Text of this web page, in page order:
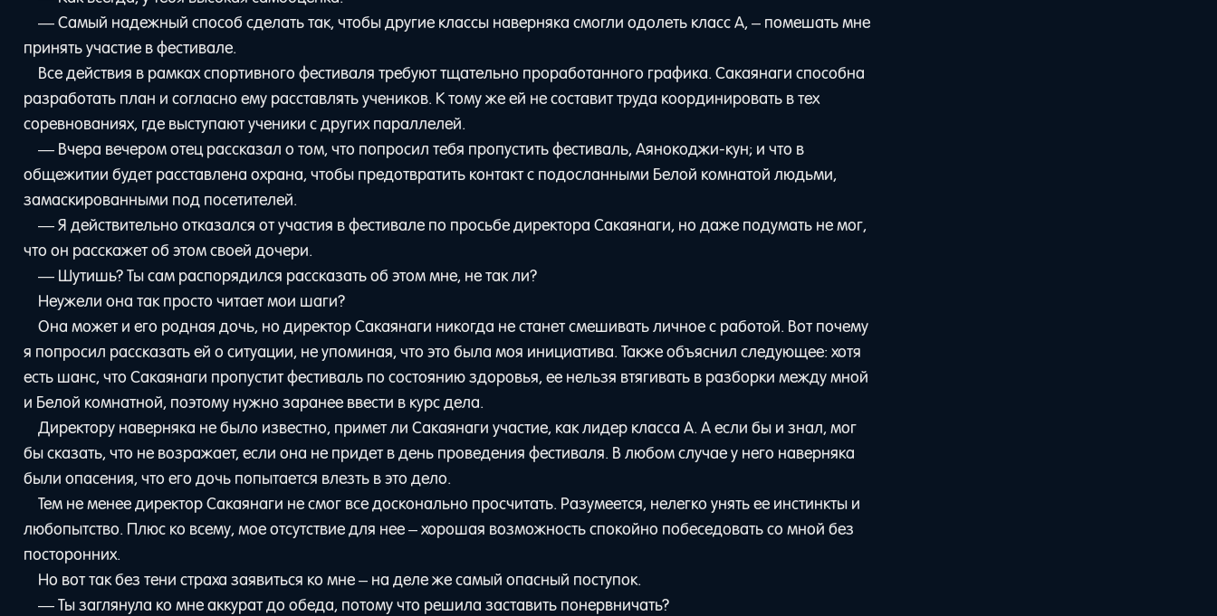
— Самый надежный способ сделать так, чтобы другие классы наверняка смогли одолеть класс A, – помешать мне
принять участие в фестивале.
Все действия в рамках спортивного фестиваля требуют тщательно проработанного графика. Сакаянаги способна
разработать план и согласно ему расставлять учеников. К тому же ей не составит труда координировать в тех
соревнованиях, где выступают ученики с других параллелей.
— Вчера вечером отец рассказал о том, что попросил тебя пропустить фестиваль, Аянокоджи-кун; и что в
общежитии будет расставлена охрана, чтобы предотвратить контакт с подосланными Белой комнатой людьми,
замаскированными под посетителей.
— Я действительно отказался от участия в фестивале по просьбе директора Сакаянаги, но даже подумать не мог,
что он расскажет об этом своей дочери.
— Шутишь? Ты сам распорядился рассказать об этом мне, не так ли?
Неужели она так просто читает мои шаги?
Она может и его родная дочь, но директор Сакаянаги никогда не станет смешивать личное с работой. Вот почему
я попросил рассказать ей о ситуации, не упоминая, что это была моя инициатива. Также объяснил следующее: хотя
есть шанс, что Сакаянаги пропустит фестиваль по состоянию здоровья, ее нельзя втягивать в разборки между мной
и Белой комнатной, поэтому нужно заранее ввести в курс дела.
Директору наверняка не было известно, примет ли Сакаянаги участие, как лидер класса A. А если бы и знал, мог
бы сказать, что не возражает, если она не придет в день проведения фестиваля. В любом случае у него наверняка
были опасения, что его дочь попытается влезть в это дело.
Тем не менее директор Сакаянаги не смог все досконально просчитать. Разумеется, нелегко унять ее инстинкты и
любопытство. Плюс ко всему, мое отсутствие для нее – хорошая возможность спокойно побеседовать со мной без
посторонних.
Но вот так без тени страха заявиться ко мне – на деле же самый опасный поступок.
— Ты заглянула ко мне аккурат до обеда, потому что решила заставить понервничать?